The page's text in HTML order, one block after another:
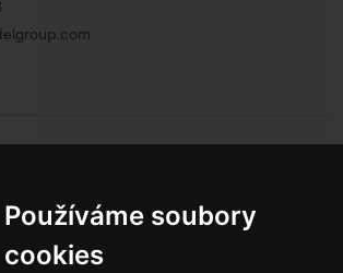
Používáme soubory
cookies
oficiálního výrobce obalů